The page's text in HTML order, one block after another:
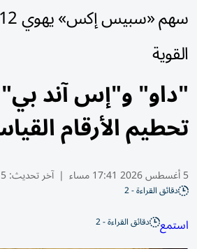
القوية
"داو" و"إس آند
تحطيم الأرقام
5 أغسطس 2026 17:41 مساء | آخر تحديث:5 أغسطس 17:58 2026
دقائق القراءة - 2
استمع دقائق القراءة - 2